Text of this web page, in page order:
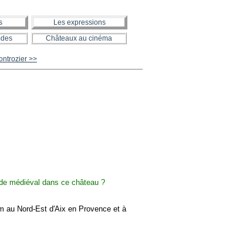
Les expressions
Châteaux au cinéma
>>
au Nord-Est d'Aix en Provence et à